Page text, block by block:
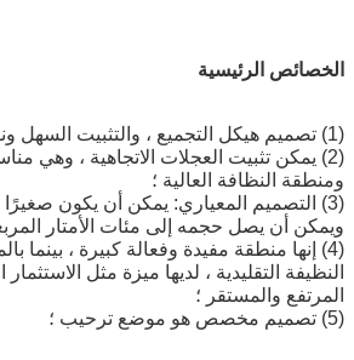
الخصائص الرئيسية
(1) تصميم هيكل التجميع ، والتثبيت السهل ونقلها بسهولة ؛
(2) يمكن تثبيت العجلات الاتجاهية ، وهي
ومنطقة النظافة العالية ؛
(3) التصميم المعياري: يمكن أن يكون
ويمكن أن يصل حجمه إلى مئات الأمتار
(4) إنها منطقة مفيدة وفعالة كبيرة ، بينما
النظيفة التقليدية ، لديها ميزة مثل
المرتفع والمستقر ؛
(5) تصميم مخصص هو موضع ترحيب ؛